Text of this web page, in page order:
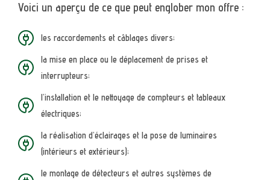
Voici un aperçu de ce que peut englober mon offre :
les raccordements et câblages divers;
la mise en place ou le déplacement de prises et
interrupteurs;
l’installation et le nettoyage de compteurs et tableaux
électriques;
la réalisation d’éclairages et la pose de luminaires
(intérieurs et extérieurs);
le montage de détecteurs et autres systèmes de